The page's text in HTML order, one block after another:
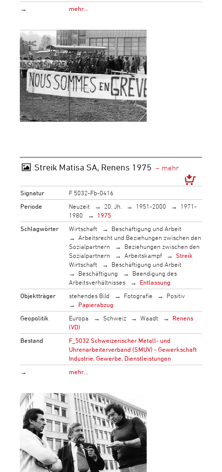
→
mehr…
Streik Matisa SA, Renens 1975
Signatur
F 5032-Fb-0416
Periode
Neuzeit 20. Jh. 1951-2000
1971-
1980
1975
Schlagwörter
Wirtschaft
Beschäftigung und Arbeit
Arbeitsrecht und Beziehungen zwischen den
Sozialpartnern
Beziehungen zwischen den
Sozialpartnern
Arbeitskampf
Streik
Wirtschaft
Beschäftigung und Arbeit
Beschäftigung
Beendigung des
Arbeitsverhältnisses
Entlassung
Objektträger
stehendes Bild Fotografie
Positiv
Papierabzug
Geopolitik
Europa Schweiz Waadt
Renens
(VD)
Bestand
F_5032 Schweizerischer Metall- und
Uhrenarbeiterverband (SMUV) - Gewerkschaft
Industrie, Gewerbe, Dienstleistungen
→
mehr…